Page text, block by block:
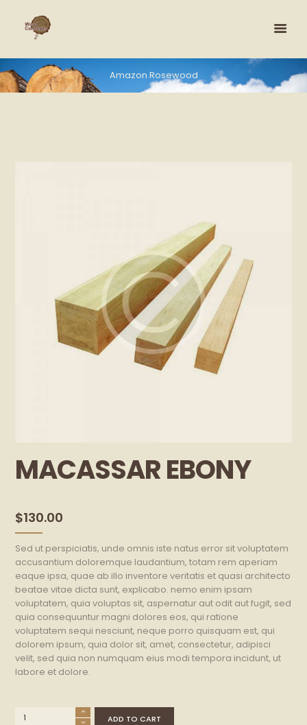
Amazon Rosewood
MACASSAR EBONY
$130.00
Sed ut perspiciatis, unde omnis iste natus error sit voluptatem
accusantium doloremque laudantium, totam rem aperiam
eaque ipsa, quae ab illo inventore veritatis et quasi architecto
beatae vitae dicta sunt, explicabo. nemo enim ipsam
voluptatem, quia voluptas sit, aspernatur aut odit aut fugit, sed
quia consequuntur magni dolores eos, qui ratione
voluptatem sequi nesciunt, neque porro quisquam est, qui
dolorem ipsum, quia dolor sit, amet, consectetur, adipisci
velit, sed quia non numquam eius modi tempora incidunt, ut
labore et dolore.
Macassar
ADD TO CART